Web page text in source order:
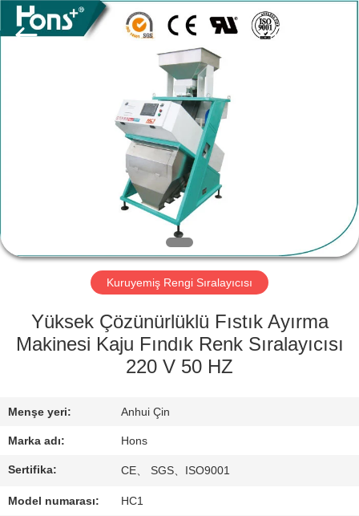
HAKKIMIZDA
FABRIKA
KALITE
BIZIMLE
ILETIŞIME
GEÇIN
Hongshi
Optoelectronic
High-
tech
Kuruyemiş Rengi Sıralayıcısı
Yüksek Çözünürlüklü Fıstık Ayırma
Makinesi Kaju Fındık Renk Sıralayıcısı
220 V 50 HZ
Menşe yeri: Anhui Çin
Marka adı: Hons
Sertifika: CE、 SGS、ISO9001
Model numarası: HC1